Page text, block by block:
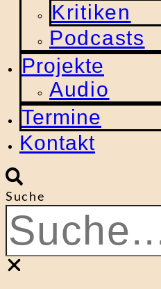
Kritiken
Podcasts
Projekte
Audio
Termine
Kontakt
Suche